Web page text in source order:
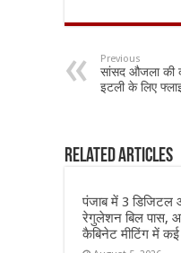
e
b
o
k
at
sA
p
Previous
सांसद औजला की
इटली के लिए
Related Articles
पंजाब में 3 डिजिटल
रेगुलेशन बिल पास,
कैबिनेट मीटिंग में